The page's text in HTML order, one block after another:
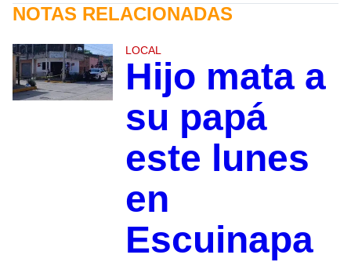
NOTAS RELACIONADAS
LOCAL
Hijo mata a
su papá
este lunes
en
Escuinapa